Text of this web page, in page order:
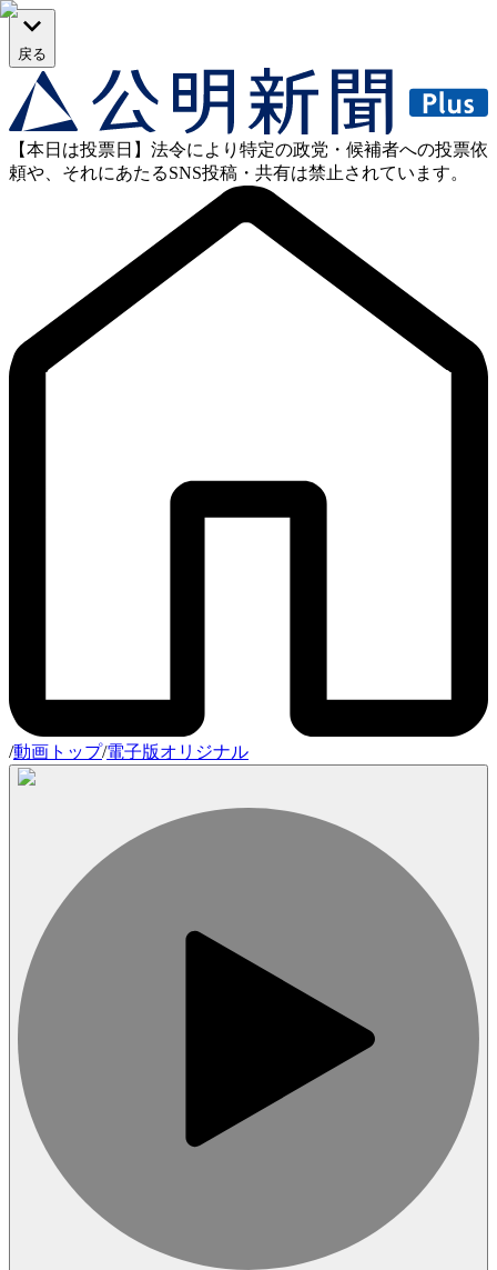
戻る
【本日は投票日】法令により特定の政党・候補者への投票依
頼や、それにあたるSNS投稿・共有は禁止されています。
/動画トップ/電子版オリジナル